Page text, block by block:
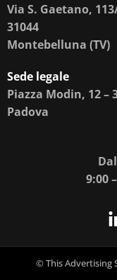
Via S. Gaetano,
31044
Montebelluna (TV)
Sede legale
Piazza Modin, 12 –
Padova
9:00
© This Advertising